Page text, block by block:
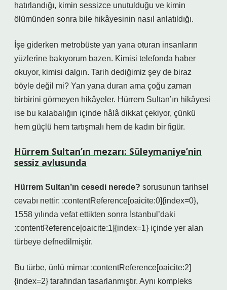
hatırlandığı, kimin sessizce unutulduğu ve kimin
ölümünden sonra bile hikâyesinin nasıl anlatıldığı.
İşe giderken metrobüste yan yana oturan insanların
yüzlerine bakıyorum bazen. Kimisi telefonda haber
okuyor, kimisi dalgın. Tarih dediğimiz şey de biraz
böyle değil mi? Yan yana duran ama çoğu zaman
birbirini görmeyen hikâyeler. Hürrem Sultan’ın hikâyesi
ise bu kalabalığın içinde hâlâ dikkat çekiyor, çünkü
hem güçlü hem tartışmalı hem de kadın bir figür.
Hürrem Sultan’ın mezarı: Süleymaniye’nin
sessiz avlusunda
Hürrem Sultan’ın cesedi nerede? sorusunun tarihsel
cevabı nettir: :contentReference[oaicite:0]{index=0},
1558 yılında vefat ettikten sonra İstanbul’daki
:contentReference[oaicite:1]{index=1} içinde yer alan
türbeye defnedilmiştir.
Bu türbe, ünlü mimar :contentReference[oaicite:2]
{index=2} tarafından tasarlanmıştır. Aynı kompleks